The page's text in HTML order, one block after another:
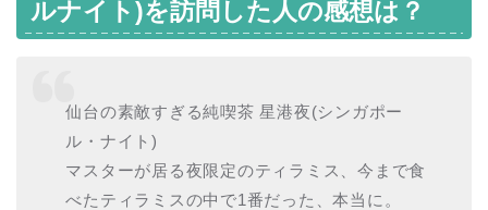
ルナイト)を訪問した人の感想は？
仙台の素敵すぎる純喫茶 星港夜(シンガポー
ル・ナイト)
マスターが居る夜限定のティラミス、今まで食
べたティラミスの中で1番だった、本当に。